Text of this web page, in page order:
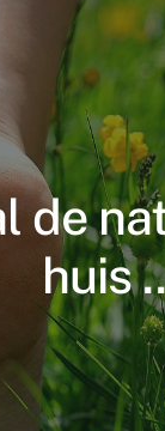
shop
in
de
huis ..